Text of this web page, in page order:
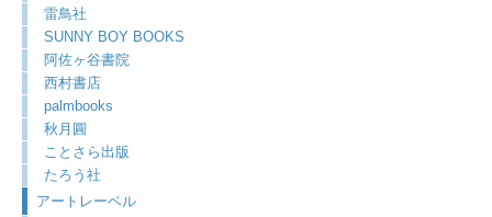
雷鳥社
SUNNY BOY BOOKS
阿佐ヶ谷書院
西村書店
palmbooks
秋月圓
ことさら出版
たろう社
アートレーベル